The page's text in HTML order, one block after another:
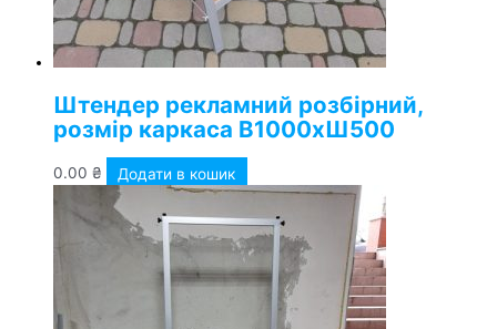
Штендер рекламний розбірний,
розмір каркаса В1000хШ500
0.00 ₴ Додати в кошик